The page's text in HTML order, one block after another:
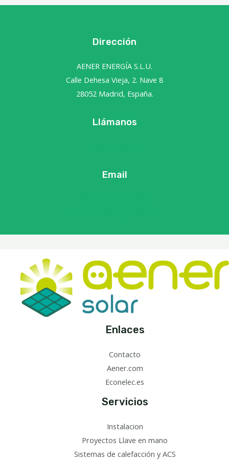
Dirección
AENER ENERGÍA S.L.U.
Calle Dehesa Vieja, 2. Nave 8
28052 Madrid, España.
Llámanos
Email
Enlaces
Contacto
Aener.com
Econelec.es
Servicios
Instalacion
Proyectos Llave en mano
Sistemas de calefacción y ACS